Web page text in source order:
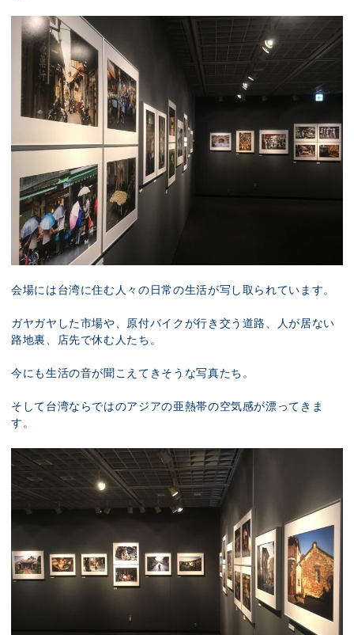
会場には台湾に住む人々の日常の生活が写し取られています。
ガヤガヤした市場や、原付バイクが行き交う道路、人が居ない
路地裏、店先で休む人たち。
今にも生活の音が聞こえてきそうな写真たち。
そして台湾ならではのアジアの亜熱帯の空気感が漂ってきま
す。